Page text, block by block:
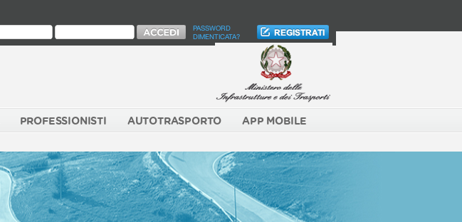
PASSWORD
DIMENTICATA?
PROFESSIONISTI AUTOTRASPORTO APP MOBILE